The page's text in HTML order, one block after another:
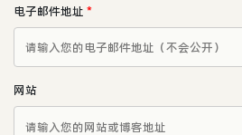
电子邮件地址 *
网站